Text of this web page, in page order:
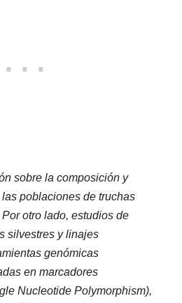
sobre la composición y
poblaciones de truchas
otro lado, estudios de
silvestres y linajes
genómicas
en marcadores
Nucleotide Polymorphism),